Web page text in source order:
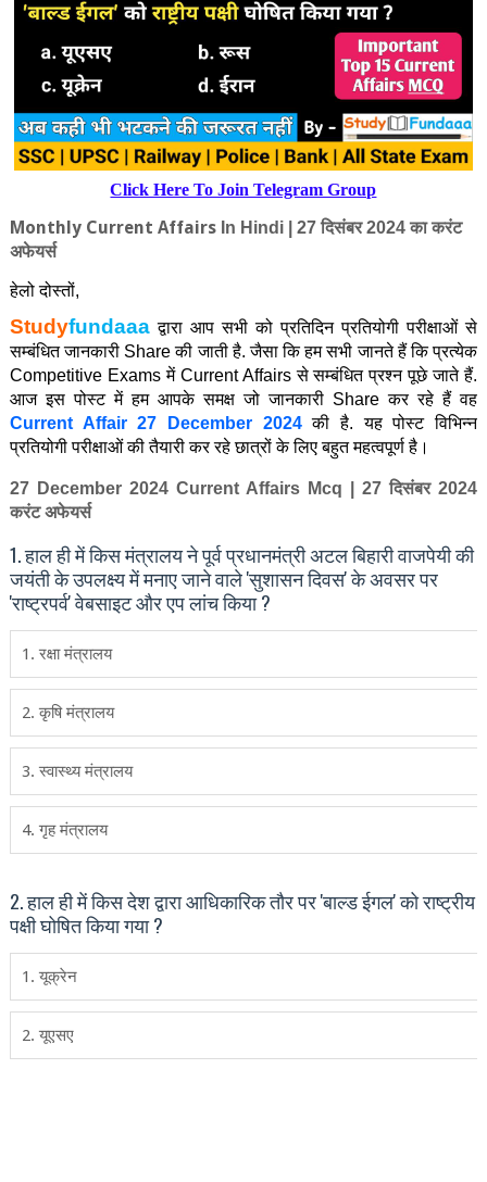
Click Here To Join Telegram Group
Monthly Current Affairs In Hindi | 27दिसंबर 2024 का करंट
अफेयर्स
हेलो दोस्‍तों,
Studyfundaaa द्वारा आप सभी को प्रतिदिन प्रतियोगी परीक्षाओं से
सम्बंधित जानकारी Shareकी जाती है. जैसा कि हम सभी जानते हैं कि प्रत्‍येक
Competitive Examsमें Current Affairs से सम्बंधित प्रश्न पूछे जाते हैं.
आज इस पोस्ट में हम आपके समक्ष जो जानकारी Shareकर रहे हैं वह
Current Affair 27
December 2024की है. यह पोस्ट विभिन्न
प्रतियोगी परीक्षाओं की तैयारी कर रहे छात्रों के लिए बहुत महत्वपूर्ण है।
27 December 2024 Current Affairs Mcq | 27दिसंबर2024
करंट अफेयर्स
1. हाल ही में किस मंत्रालय ने पूर्व प्रधानमंत्री अटल बिहारी वाजपेयी की
जयंती के उपलक्ष्य में मनाए जाने वाले 'सुशासन दिवस' के अवसर पर
'राष्ट्रपर्व' वेबसाइट और एप लांच किया ?
1. रक्षा मंत्रालय
2. कृषि मंत्रालय
3. स्वास्थ्य मंत्रालय
4. गृह मंत्रालय
2. हाल ही में किस देश द्वारा आधिकारिक तौर पर 'बाल्ड ईगल' को राष्ट्रीय
पक्षी घोषित किया गया ?
1. यूक्रेन
2. यूएसए